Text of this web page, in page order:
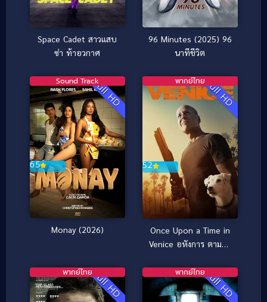
Space Cadet สาวแสบ
ซ่า ท้าอวกาศ
96 Minutes (2025) 96
นาทีชีวิต
Full HD
6.5
Sound Track
Monay (2026)
Full HD
5.2
พากย์ไทย
Once Upon a Time in
Venice อหังการ ตามล่า
Full HD
พากย์ไทย Full HD
พากย์ไทย